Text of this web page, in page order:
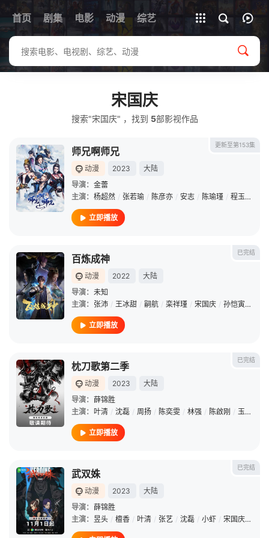
首页 剧集 电影 动漫 综艺
全部影片
宋国庆
搜索"宋国庆" ，找到 5部影视作品
更新至第153集
师兄啊师兄
动漫 2023
大陆
导演： 金蕾
主演： 杨超然 / 张若瑜 / 陈彦亦 / 安志 / 陈瑜瑾 / 程玉珠
立即播放
已完结
百炼成神
动漫 2022
大陆
导演： 未知
主演： 张沛 / 王冰甜 / 嗣航 / 栾祥瑾 / 宋国庆 / 孙恺寅 /
立即播放
已完结
枕刀歌第二季
动漫 2023
大陆
导演： 薛锦胜
主演： 叶清 / 沈磊 / 周扬 / 陈奕雯 / 林强 / 陈啟刚 / 玉叶
立即播放
已完结
武双姝
动漫 2023
大陆
导演： 薛锦胜
主演： 昱头 / 檀香 / 叶清 / 张艺 / 沈磊 / 小虾 / 宋国庆 /